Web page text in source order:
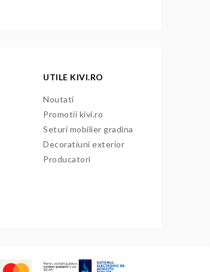
UTILE KIVI.RO
Noutati
Promotii kivi.ro
Seturi mobilier gradina
Decoratiuni exterior
Producatori